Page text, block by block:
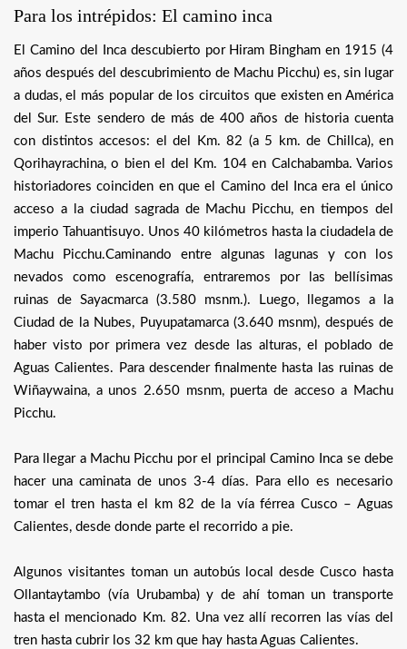
Para los intrépidos: El camino inca
El Camino del Inca descubierto por Hiram Bingham en 1915 (4
años después del descubrimiento de Machu Picchu) es, sin lugar
a dudas, el más popular de los circuitos que existen en América
del Sur. Este sendero de más de 400 años de historia cuenta
con distintos accesos: el del Km. 82 (a 5 km. de Chillca), en
Qorihayrachina, o bien el del Km. 104 en Calchabamba. Varios
historiadores coinciden en que el Camino del Inca era el único
acceso a la ciudad sagrada de Machu Picchu, en tiempos del
imperio Tahuantisuyo. Unos 40 kilómetros hasta la ciudadela de
Machu Picchu.Caminando entre algunas lagunas y con los
nevados como escenografía, entraremos por las bellísimas
ruinas de Sayacmarca (3.580 msnm.). Luego, llegamos a la
Ciudad de la Nubes, Puyupatamarca (3.640 msnm), después de
haber visto por primera vez desde las alturas, el poblado de
Aguas Calientes. Para descender finalmente hasta las ruinas de
Wiñaywaina, a unos 2.650 msnm, puerta de acceso a Machu
Picchu.
Para llegar a Machu Picchu por el principal Camino Inca se debe
hacer una caminata de unos 3-4 días. Para ello es necesario
tomar el tren hasta el km 82 de la vía férrea Cusco – Aguas
Calientes, desde donde parte el recorrido a pie.
Algunos visitantes toman un autobús local desde Cusco hasta
Ollantaytambo (vía Urubamba) y de ahí toman un transporte
hasta el mencionado Km. 82. Una vez allí recorren las vías del
tren hasta cubrir los 32 km que hay hasta Aguas Calientes.